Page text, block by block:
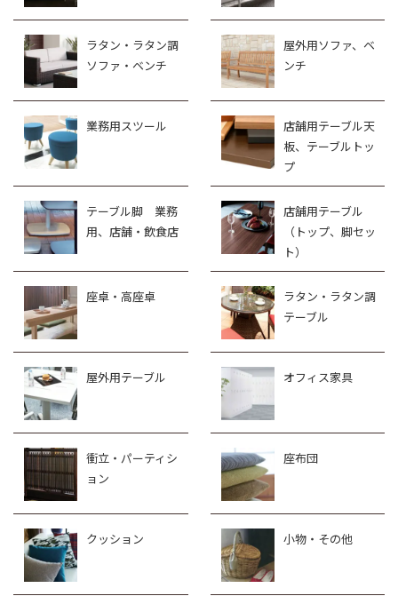
ラタン・ラタン調
ソファ・ベンチ
屋外用ソファ、ベ
ンチ
業務用スツール
店舗用テーブル天
板、テーブルトッ
プ
テーブル脚 業務
用、店舗・飲食店
店舗用テーブル
（トップ、脚セッ
ト）
座卓・高座卓
ラタン・ラタン調
テーブル
屋外用テーブル オフィス家具
衝立・パーティシ
ョン
座布団
クッション 小物・その他